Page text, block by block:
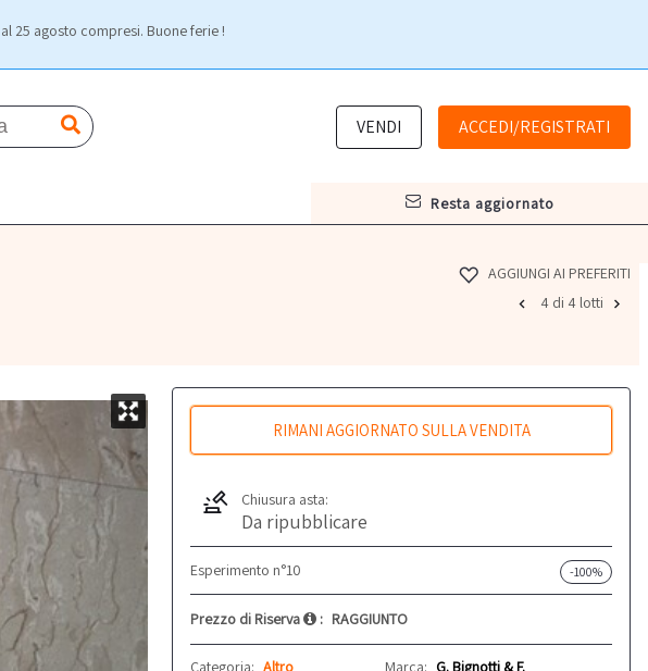
25 agosto compresi. Buone ferie !
VENDI ACCEDI/REGISTRATI
resta aggiornato
AGGIUNGI AI PREFERITI
4 di 4 lotti
RIMANI AGGIORNATO SULLA VENDITA
Chiusura asta:
Da ripubblicare
Esperimento n°10 -100%
Prezzo di Riserva : RAGGIUNTO
Categoria: Altro Marca: G. Bignotti & F.